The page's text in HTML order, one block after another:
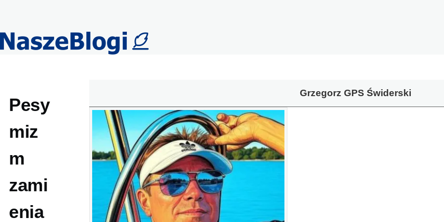
Pesy
miz
m
zami
enia
Grzegorz GPS Świderski